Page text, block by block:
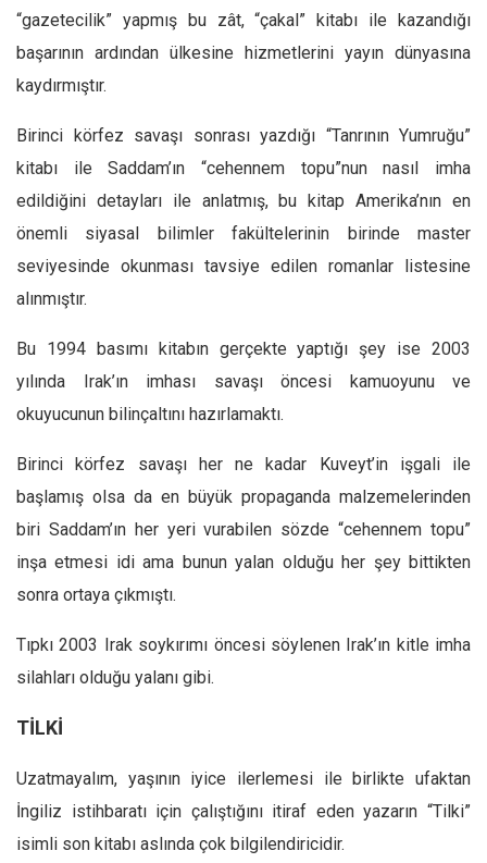
İslam Dünyası
Düşünce
“gazetecilik” yapmış bu zât, “çakal” kitabı ile kazandığı
başarının ardından ülkesine hizmetlerini yayın dünyasına
kaydırmıştır.
Birinci körfez savaşı sonrası yazdığı “Tanrının Yumruğu”
kitabı ile Saddam’ın “cehennem topu”nun nasıl imha
edildiğini detayları ile anlatmış, bu kitap Amerika’nın en
önemli siyasal bilimler fakültelerinin birinde master
seviyesinde okunması tavsiye edilen romanlar listesine
alınmıştır.
Bu 1994 basımı kitabın gerçekte yaptığı şey ise 2003
yılında Irak’ın imhası savaşı öncesi kamuoyunu ve
okuyucunun bilinçaltını hazırlamaktı.
Birinci körfez savaşı her ne kadar Kuveyt’in işgali ile
başlamış olsa da en büyük propaganda malzemelerinden
biri Saddam’ın her yeri vurabilen sözde “cehennem topu”
inşa etmesi idi ama bunun yalan olduğu her şey bittikten
sonra ortaya çıkmıştı.
Tıpkı 2003 Irak soykırımı öncesi söylenen Irak’ın kitle imha
silahları olduğu yalanı gibi.
TİLKİ
Uzatmayalım, yaşının iyice ilerlemesi ile birlikte ufaktan
İngiliz istihbaratı için çalıştığını itiraf eden yazarın “Tilki”
isimli son kitabı aslında çok bilgilendiricidir.